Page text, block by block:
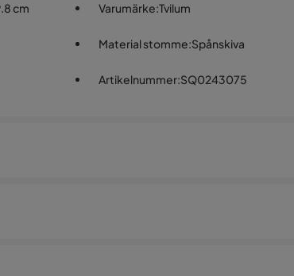
cm Varumärke:Tvilum
Material stomme:Spånskiva
Artikelnummer:SQ0243075
med en ren och minimalistisk design